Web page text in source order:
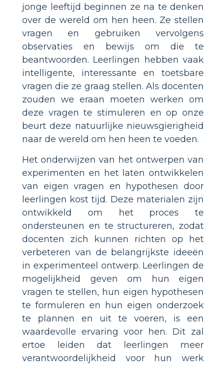
jonge leeftijd beginnen ze na te denken
over de wereld om hen heen. Ze stellen
vragen en gebruiken vervolgens
observaties en bewijs om die te
beantwoorden. Leerlingen hebben vaak
intelligente, interessante en toetsbare
vragen die ze graag stellen. Als docenten
zouden we eraan moeten werken om
deze vragen te stimuleren en op onze
beurt deze natuurlijke nieuwsgierigheid
naar de wereld om hen heen te voeden.
Het onderwijzen van het ontwerpen van
experimenten en het laten ontwikkelen
van eigen vragen en hypothesen door
leerlingen kost tijd. Deze materialen zijn
ontwikkeld om het proces te
ondersteunen en te structureren, zodat
docenten zich kunnen richten op het
verbeteren van de belangrijkste ideeën
in experimenteel ontwerp. Leerlingen de
mogelijkheid geven om hun eigen
vragen te stellen, hun eigen hypothesen
te formuleren en hun eigen onderzoek
te plannen en uit te voeren, is een
waardevolle ervaring voor hen. Dit zal
ertoe leiden dat leerlingen meer
verantwoordelijkheid voor hun werk